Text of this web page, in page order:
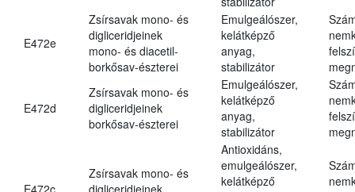
E472e
Zsírsavak mono- és
digliceridjeinek
mono- és diacetil-
borkősav-észterei
Emulgeálószer,
kelátképző
anyag,
stabilizátor
E472d
Zsírsavak mono- és
digliceridjeinek
borkősav-észterei
Emulgeálószer,
kelátképző
anyag,
stabilizátor
E472c
Zsírsavak mono- és
digliceridjeinek
Antioxidáns,
emulgeálószer,
kelátképző